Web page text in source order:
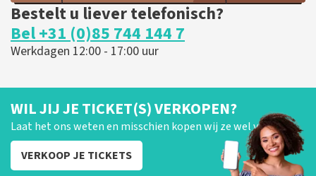
Bestelt u liever telefonisch?
Bel +31 (0)85 744 144 7
Werkdagen 12:00 - 17:00 uur
WIL JIJ JE TICKET(S) VERKOPEN?
Laat het ons weten en misschien kopen wij ze wel van je!
VERKOOP JE TICKETS